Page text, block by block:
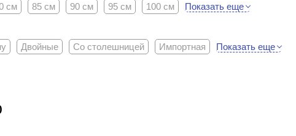
см 85 см 90 см 95 см 100 см Показать еще
Двойные Со столешницей Импортная Показать еще